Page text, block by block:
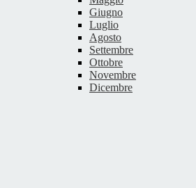
Giugno
Luglio
Agosto
Settembre
Ottobre
Novembre
Dicembre